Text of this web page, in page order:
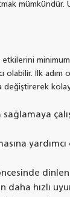
İlk
değiştirerek
hızlı